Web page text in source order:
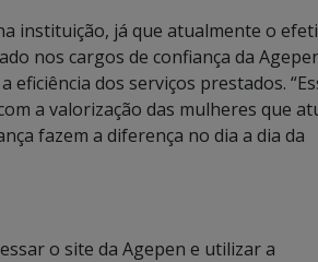
instituição, já que atualmente o
nos cargos de confiança da
dos serviços prestados.
a valorização das mulheres que
fazem a diferença no dia a dia da
o site da Agepen e utilizar a